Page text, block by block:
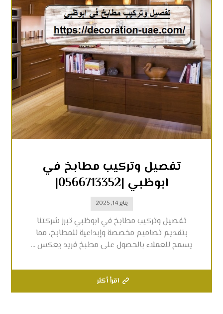
تفصيل وتركيب مطابخ في
ابوظبي |0566713352|
يناير 14, 2025
تفصيل وتركيب مطابخ في ابوظبي تبرز شركتنا
بتقديم تصاميم مخصصة وإبداعية للمطابخ، مما
يسمح للعملاء بالحصول على مطبخ فريد يعكس ...
اقرأ أكثر